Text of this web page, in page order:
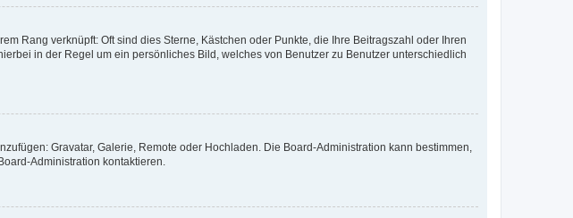
Rang verknüpft: Oft sind dies Sterne, Kästchen oder Punkte, die Ihre Beitragszahl oder Ihren
in der Regel um ein persönliches Bild, welches von Benutzer zu Benutzer unterschiedlich
Gravatar, Galerie, Remote oder Hochladen. Die Board-Administration kann bestimmen,
Administration kontaktieren.